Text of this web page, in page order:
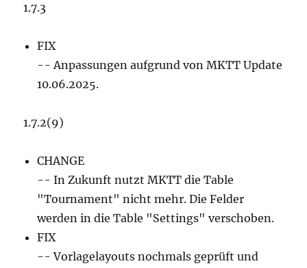
1.7.3
FIX
-- Anpassungen aufgrund von MKTT Update
10.06.2025.
1.7.2(9)
CHANGE
-- In Zukunft nutzt MKTT die Table
"Tournament" nicht mehr. Die Felder
werden in die Table "Settings" verschoben.
FIX
-- Vorlagelayouts nochmals geprüft und